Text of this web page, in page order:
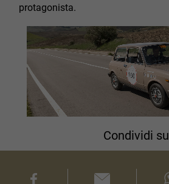
protagonista.
Condividi su